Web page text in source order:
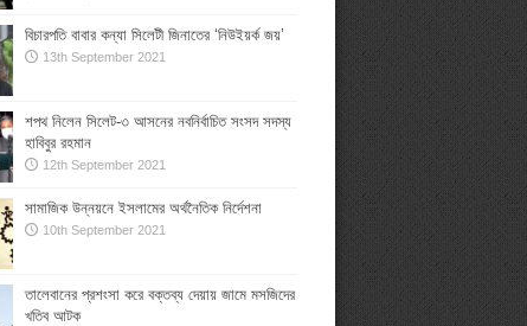
বিচারপতি বাবার কন্যা সিলেটী জিনাতের ‘নিউইয়র্ক জয়’
13th September 2021
শপথ নিলেন সিলেট-৩ আসনের নবনির্বাচিত সংসদ সদস্য
হাবিবুর রহমান
12th September 2021
সামাজিক উন্নয়নে ইসলামের অর্থনৈতিক নির্দেশনা
10th September 2021
তালেবানের প্রশংসা করে বক্তব্য দেয়ায় জামে মসজিদের
খতিব আটক